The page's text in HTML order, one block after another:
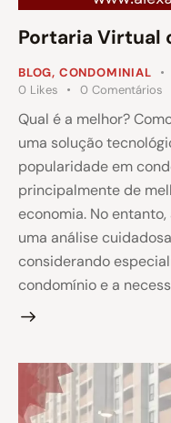
Portaria Virtual
BLOG, CONDOMINIAL
0 Likes 0 Comentários
Qual é a melhor?
uma solução
popularidade em
principalmente de
economia. No
uma análise
considerando
condomínio e a